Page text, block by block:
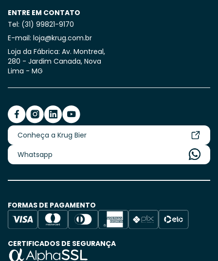
ENTRE EM CONTATO
Tel: (31) 99821-9170
E-mail: loja@krug.com.br
Loja da Fábrica: Av. Montreal,
280 - Jardim Canada, Nova
Lima - MG
Conheça a Krug Bier
Whatsapp
FORMAS DE PAGAMENTO
CERTIFICADOS DE SEGURANÇA